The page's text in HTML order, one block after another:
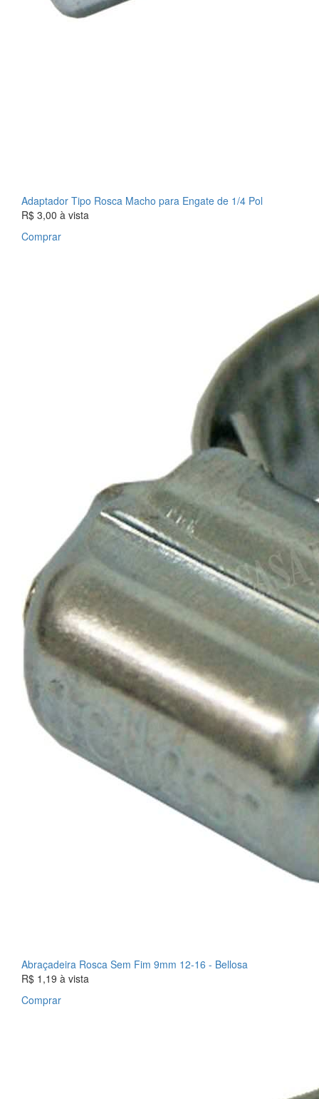
Adaptador Tipo Rosca Macho para Engate de 1/4 Pol
R$ 3,00 à vista
Comprar
Abraçadeira Rosca Sem Fim 9mm 12-16 - Bellosa
R$ 1,19 à vista
Comprar